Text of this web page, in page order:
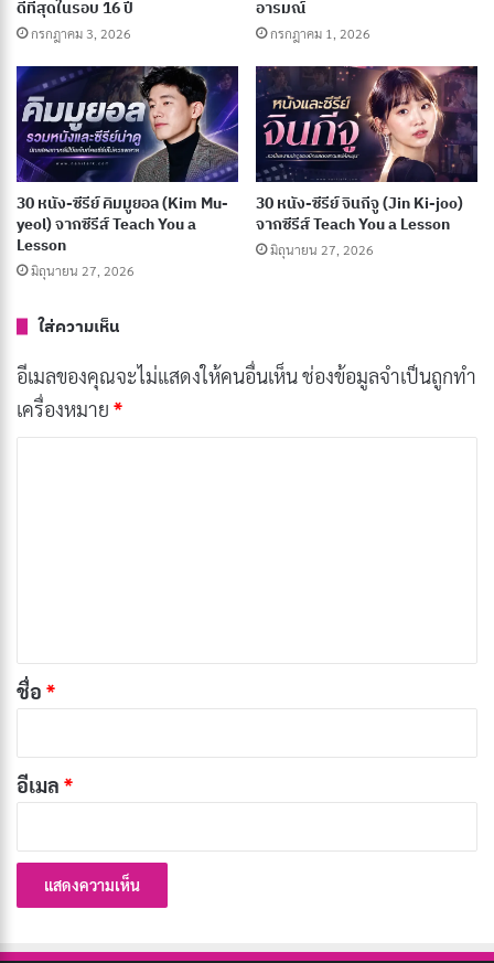
แมนติกของเจ้าสาวผู้ถูกมองข้าม
[รีวิว-เรื่องย่อ] Recommendations from Mr.
Iwamoto (2026) อนิเมะแฟนตาซีย้อนยุค
กรกฎาคม 6, 2026
191 อนิเมะพากย์ไทย 2026 จาก Muse และ Ani-
One ครบทุกแนว ดูฟรีบน YouTube
ชื่อเรื่องในภาษาไทย: อภินิหารแหวนครองพิภพ
ประเภท:
วันที่ออกฉาย:19 ธันวาคม 2001
(2002)
ดีที่สุดในรอบ 16 ปี
กรกฎาคม 3, 2026
อารมณ์
กรกฎาคม 1, 2026
30 หนัง-ซีรีย์ คิมมูยอล (Kim Mu-
yeol) จากซีรีส์ Teach You a
Lesson
มิถุนายน 27, 2026
30 หนัง-ซีรีย์ จินกีจู (Jin Ki-joo)
จากซีรีส์ Teach You a Lesson
มิถุนายน 27, 2026
ใส่ความเห็น
อีเมลของคุณจะไม่แสดงให้คนอื่นเห็นช่องข้อมูลจำเป็นถูกทำ
เครื่องหมาย *
*
ชื่อ *
อีเมล *